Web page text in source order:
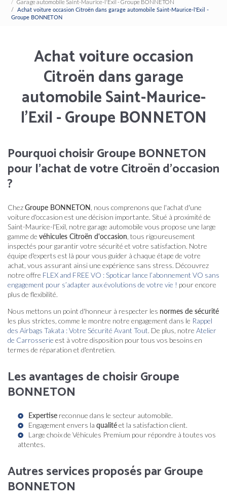
Garage automobile Saint-Maurice-l'Exil - Groupe BONNETON
Achat voiture occasion Citroën dans garage automobile Saint-Maurice-l'Exil -
Groupe BONNETON
Achat voiture occasion
Citroën dans garage
automobile Saint-Maurice-
l'Exil - Groupe BONNETON
Pourquoi choisir Groupe BONNETON
pour l'achat de votre Citroën d'occasion
?
ChezGroupe BONNETON , nous comprenons que l'achat d'une
voiture d'occasion est une décision importante. Situé à proximité de
Saint-Maurice-l'Exil, notre garage automobile vous propose une large
gamme de véhicules Citroën d'occasion , tous rigoureusement
inspectés pour garantir votre sécurité et votre satisfaction. Notre
équipe d'experts est là pour vous guider à chaque étape de votre
achat, vous assurant ainsi une expérience sans stress. Découvrez
notre offre FLEX and FREE VO : Spoticar lance l’abonnement VO sans
engagement pour s’adapter aux évolutions de votre vie ! pour encore
plus de flexibilité.
Nous mettons un point d'honneur à respecter les normes de sécurité
les plus strictes, comme le montre notre engagement dans le Rappel
des Airbags Takata : Votre Sécurité Avant Tout. De plus, notre Atelier
de Carrosserie est à votre disposition pour tous vos besoins en
termes de réparation et d'entretien.
Les avantages de choisir Groupe
BONNETON
Expertise reconnue dans le secteur automobile.
Engagement envers la qualitéet la satisfaction client.
Large choix de Véhicules Premium pour répondre à toutes vos
attentes.
Autres services proposés par Groupe
BONNETON